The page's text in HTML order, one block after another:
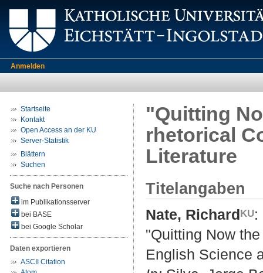
Anmelden
Startseite
Kontakt
Open Access an der KU
Server-Statistik
Blättern
Suchen
Suche nach Personen
im Publikationsserver
bei BASE
bei Google Scholar
Daten exportieren
ASCII Citation
"Quitting
rhetorical
Literature
Titelangaben
Nate, Richard
:
"Quitting Now
English Science